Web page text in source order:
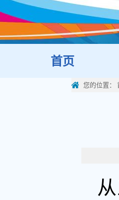
首页
您的位置：